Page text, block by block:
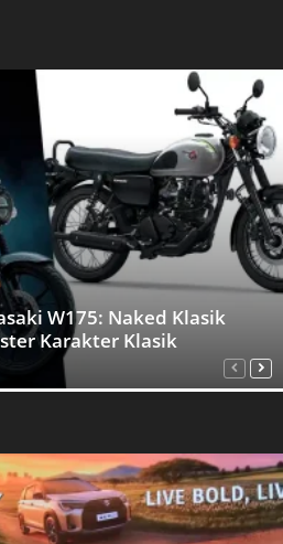
W175: Naked Klasik
Karakter Klasik